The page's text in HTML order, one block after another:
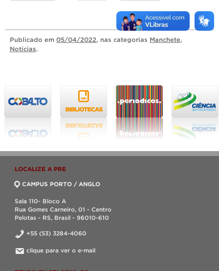
Publicado em 05/04/2022, nas categorias Manchete,
Notícias.
LOCALIZE A PRE
CAMPUS PORTO / ANGLO
Sala 110- Bloco A
Rua Gomes Carneiro, 01 - Centro
Pelotas - RS, Brasil - 96010-610
+55 (53) 3284-4060
clique para ver o e-mail